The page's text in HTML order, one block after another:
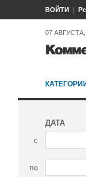
ВОЙТИ
07
ДАТА
с
по